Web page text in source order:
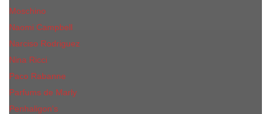
Mоsсhino
Naomi Campbell
Narciso Rodriguez
Nina Ricci
Paco Rabanne
Parfums de Marly
Penhaligon's